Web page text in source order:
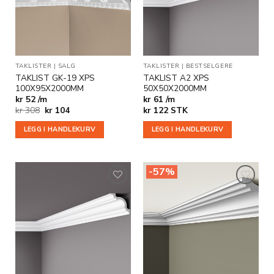
TAKLISTER | SALG
TAKLIST GK-19 XPS
100X95X2000MM
kr 52 /m
kr308 Opprinnelig
var:
kr 308.
kr104Nåværende
er:
kr 104.
LEGG I HANDLEKURV
TAKLISTER | BESTSELGERE
TAKLIST A2 XPS
50X50X2000MM
kr 61 /m
kr122 STK
LEGG I HANDLEKURV
Legg til
ønskeliste
-57%
Legg til
i
ønskeliste